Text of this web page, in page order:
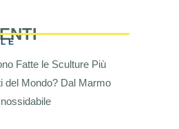
Fatte le Sculture Più
del Mondo? Dal Marmo